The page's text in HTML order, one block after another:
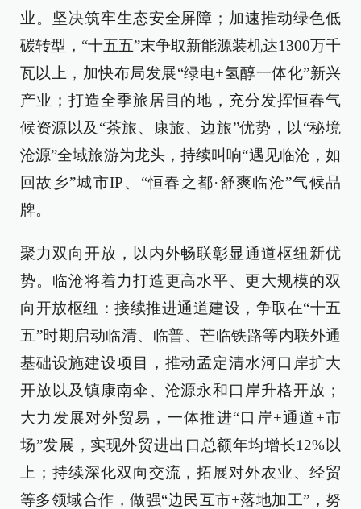
业。坚决筑牢生态安全屏障；加速推动绿色低
碳转型，“十五五”末争取新能源装机达1300万千
瓦以上，加快布局发展“绿电+氢醇一体化”新兴
产业；打造全季旅居目的地，充分发挥恒春气
候资源以及“茶旅、康旅、边旅”优势，以“秘境
沧源”全域旅游为龙头，持续叫响“遇见临沧，如
回故乡”城市IP、“恒春之都·舒爽临沧”气候品
牌。
聚力双向开放，以内外畅联彰显通道枢纽新优
势。临沧将着力打造更高水平、更大规模的双
向开放枢纽：接续推进通道建设，争取在“十五
五”时期启动临清、临普、芒临铁路等内联外通
基础设施建设项目，推动孟定清水河口岸扩大
开放以及镇康南伞、沧源永和口岸升格开放；
大力发展对外贸易，一体推进“口岸+通道+市
场”发展，实现外贸进出口总额年均增长12%以
上；持续深化双向交流，拓展对外农业、经贸
等多领域合作，做强“边民互市+落地加工”，努